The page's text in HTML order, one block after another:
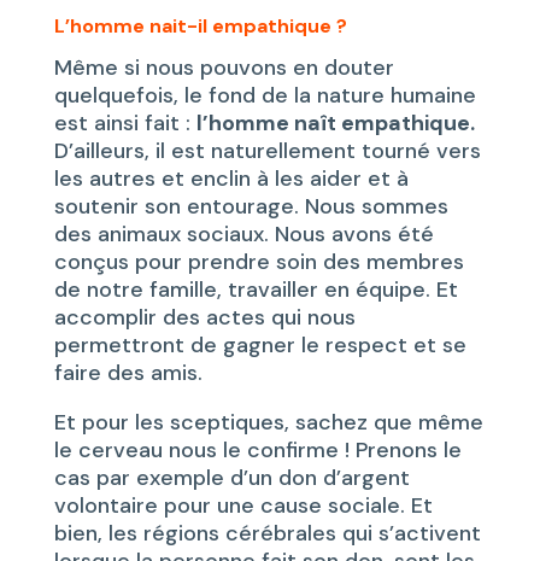
L’homme nait-il empathique ?
Même si nous pouvons en douter
quelquefois, le fond de la nature humaine
est ainsi fait : l’homme naît empathique.
D’ailleurs, il est naturellement tourné vers
les autres et enclin à les aider et à
soutenir son entourage. Nous sommes
des animaux sociaux. Nous avons été
conçus pour prendre soin des membres
de notre famille, travailler en équipe. Et
accomplir des actes qui nous
permettront de gagner le respect et se
faire des amis.
Et pour les sceptiques, sachez que même
le cerveau nous le confirme ! Prenons le
cas par exemple d’un don d’argent
volontaire pour une cause sociale. Et
bien, les régions cérébrales qui s’activent